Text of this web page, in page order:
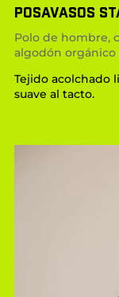
POSAVASOS
Polo de hombre,
algodón orgánico
Tejido acolchado
suave al tacto.